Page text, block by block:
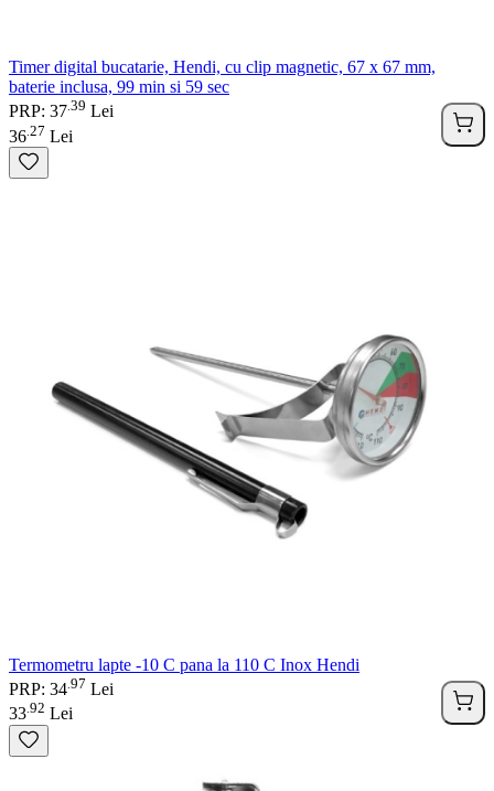
Timer digital bucatarie, Hendi, cu clip magnetic, 67 x 67 mm,
baterie inclusa, 99 min si 59 sec
PRP: 37 39 Lei
36 27 Lei
Termometru lapte -10 C pana la 110 C Inox Hendi
PRP: 34 97 Lei
33 92 Lei